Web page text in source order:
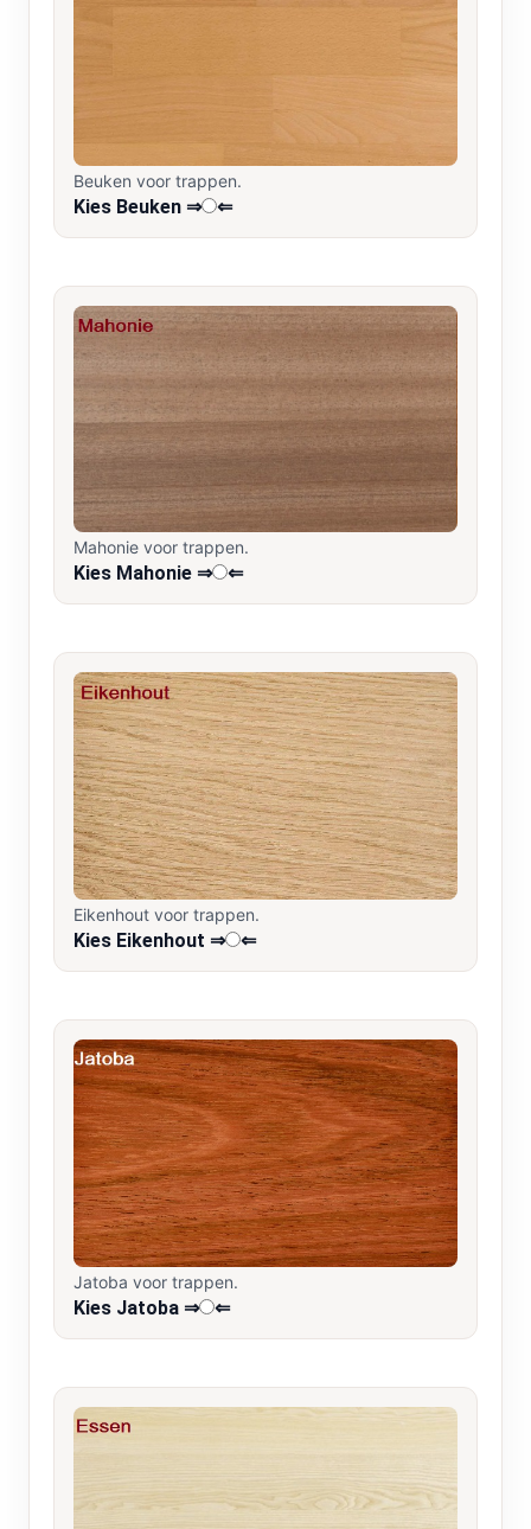
Beuken voor trappen.
Kies Beuken ⇒ ⇐
Mahonie voor trappen.
Kies Mahonie ⇒ ⇐
Eikenhout voor trappen.
Kies Eikenhout ⇒ ⇐
Jatoba voor trappen.
Kies Jatoba ⇒ ⇐